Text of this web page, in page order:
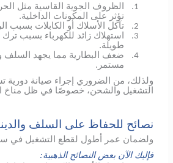
1.
الظروف الجوية القاسية مثل
تؤثر على المكونات الداخلية.
2. تآكل الأسلاك أو الكابلات بسبب
3.
استهلاك زائد للكهرباء بسبب
طويلة.
4.
ضعف البطارية مما يجهد السلف
مستمر.
ولذلك، من الضروري إجراء صيانة
التشغيل والشحن، خصوصًا في ظل مناخ
نصائح للحفاظ على السلف
ولضمان عمر أطول لقطع التشغيل في
فإليك الآن بعض النصائح الذهبية: